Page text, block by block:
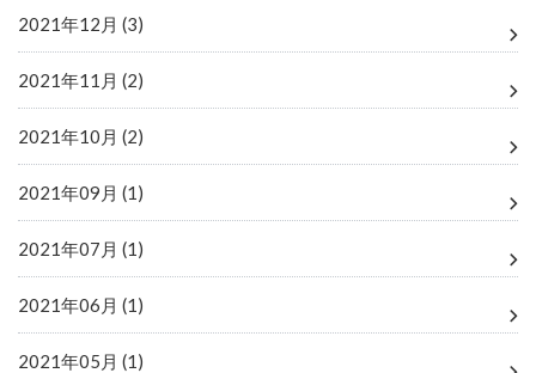
2021年12月 (3)
2021年11月 (2)
2021年10月 (2)
2021年09月 (1)
2021年07月 (1)
2021年06月 (1)
2021年05月 (1)